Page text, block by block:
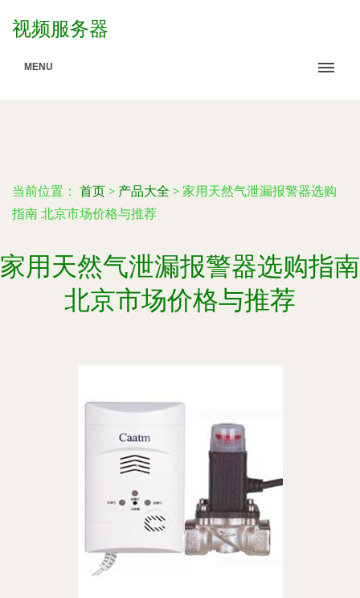
视频服务器
MENU
当前位置： 首页 > 产品大全 > 家用天然气泄漏报警器选购
指南 北京市场价格与推荐
家用天然气泄漏报警器选购指南
北京市场价格与推荐